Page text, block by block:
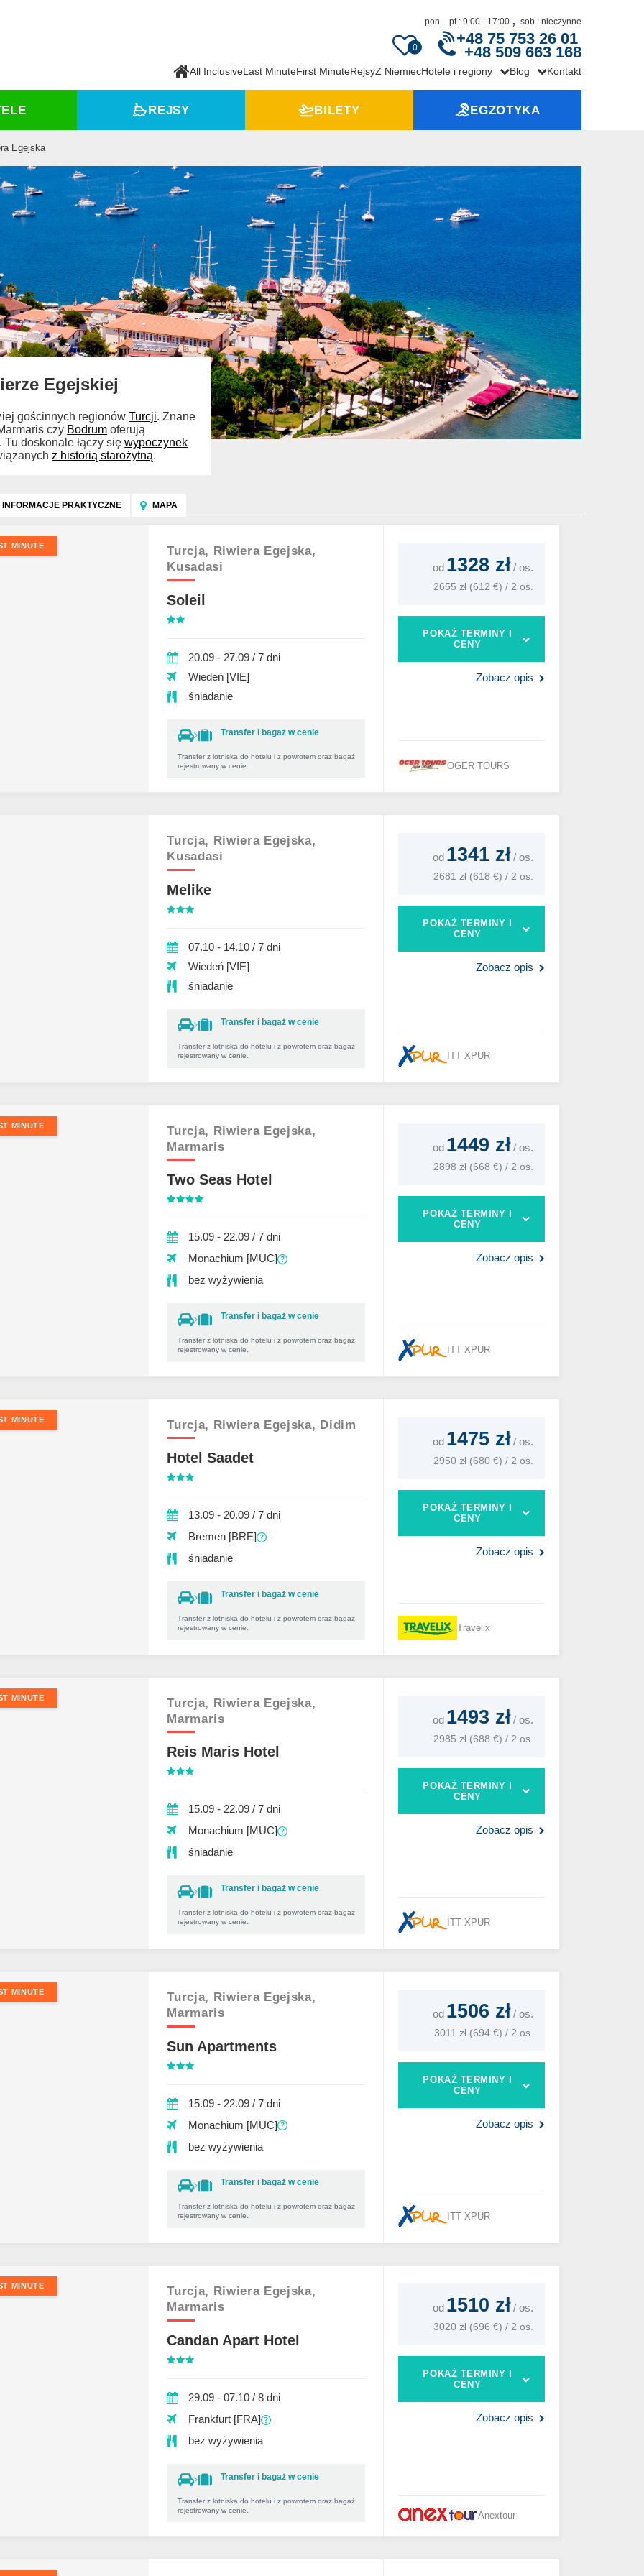
0
pon. - pt.: 9:00 - 17:00 , sob.: nieczynne
+48 75 753 26 01
+48 509 663 168
All InclusiveLast MinuteFirst MinuteRejsyZ NiemiecHotele i regiony Blog Kontakt
REJSY BILETY EGZOTYKA
Egejska
Egejskiej
gościnnych regionówTurcji. Znane
czy Bodrum oferują
doskonale łączy sięwypoczynek
z historią starożytną.
INFORMACJE PRAKTYCZNE MAPA
MINUTE Turcja, Riwiera Egejska,
Kusadasi
Soleil
20.09 - 27.09 / 7 dni
Wiedeń [VIE]
śniadanie
Transfer i bagaż w cenie
Transfer z lotniska do hotelu i z powrotem oraz bagaż
rejestrowany w cenie.
od 1328 zł/ os.
2655 zł (612 €) / 2 os.
POKAŻ TERMINY I
CENY
Zobacz opis
OGER TOURS
Turcja, Riwiera Egejska,
Kusadasi
Melike
07.10 - 14.10 / 7 dni
Wiedeń [VIE]
śniadanie
Transfer i bagaż w cenie
Transfer z lotniska do hotelu i z powrotem oraz bagaż
rejestrowany w cenie.
od 1341 zł/ os.
2681 zł (618 €) / 2 os.
POKAŻ TERMINY I
CENY
Zobacz opis
ITT XPUR
MINUTE Turcja, Riwiera Egejska,
Marmaris
Two Seas Hotel
15.09 - 22.09 / 7 dni
Monachium [MUC]
bez wyżywienia
Transfer i bagaż w cenie
Transfer z lotniska do hotelu i z powrotem oraz bagaż
rejestrowany w cenie.
od 1449 zł/ os.
2898 zł (668 €) / 2 os.
POKAŻ TERMINY I
CENY
Zobacz opis
ITT XPUR
MINUTE Turcja, Riwiera Egejska, Didim
Hotel Saadet
13.09 - 20.09 / 7 dni
Bremen [BRE]
śniadanie
Transfer i bagaż w cenie
Transfer z lotniska do hotelu i z powrotem oraz bagaż
rejestrowany w cenie.
od 1475 zł/ os.
2950 zł (680 €) / 2 os.
POKAŻ TERMINY I
CENY
Zobacz opis
Travelix
MINUTE Turcja, Riwiera Egejska,
Marmaris
Reis Maris Hotel
15.09 - 22.09 / 7 dni
Monachium [MUC]
śniadanie
Transfer i bagaż w cenie
Transfer z lotniska do hotelu i z powrotem oraz bagaż
rejestrowany w cenie.
od 1493 zł/ os.
2985 zł (688 €) / 2 os.
POKAŻ TERMINY I
CENY
Zobacz opis
ITT XPUR
MINUTE Turcja, Riwiera Egejska,
Marmaris
Sun Apartments
15.09 - 22.09 / 7 dni
Monachium [MUC]
bez wyżywienia
Transfer i bagaż w cenie
Transfer z lotniska do hotelu i z powrotem oraz bagaż
rejestrowany w cenie.
od 1506 zł/ os.
3011 zł (694 €) / 2 os.
POKAŻ TERMINY I
CENY
Zobacz opis
ITT XPUR
MINUTE Turcja, Riwiera Egejska,
Marmaris
Candan Apart Hotel
29.09 - 07.10 / 8 dni
Frankfurt [FRA]
bez wyżywienia
Transfer i bagaż w cenie
Transfer z lotniska do hotelu i z powrotem oraz bagaż
rejestrowany w cenie.
od 1510 zł/ os.
3020 zł (696 €) / 2 os.
POKAŻ TERMINY I
CENY
Zobacz opis
Anextour